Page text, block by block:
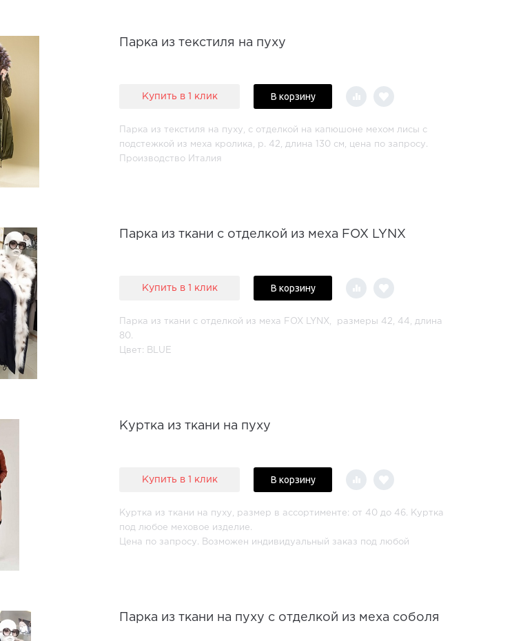
Парка из текстиля на пуху
Купить в 1 клик В корзину
Парка из текстиля на пуху, с отделкой на капюшоне мехом лисы с
подстежкой из меха кролика, р. 42, длина 130 см, цена по запросу.
Производство Италия
Парка из ткани с отделкой из меха FOX LYNX
Купить в 1 клик В корзину
Парка из ткани с отделкой из меха FOX LYNX, размеры 42, 44, длина
80.
Цвет: BLUE
Куртка из ткани на пуху
Купить в 1 клик В корзину
Куртка из ткани на пуху, размер в ассортименте: от 40 до 46. Куртка
под любое меховое изделие.
Цена по запросу. Возможен индивидуальный заказ под любой
Парка из ткани на пуху с отделкой из меха соболя